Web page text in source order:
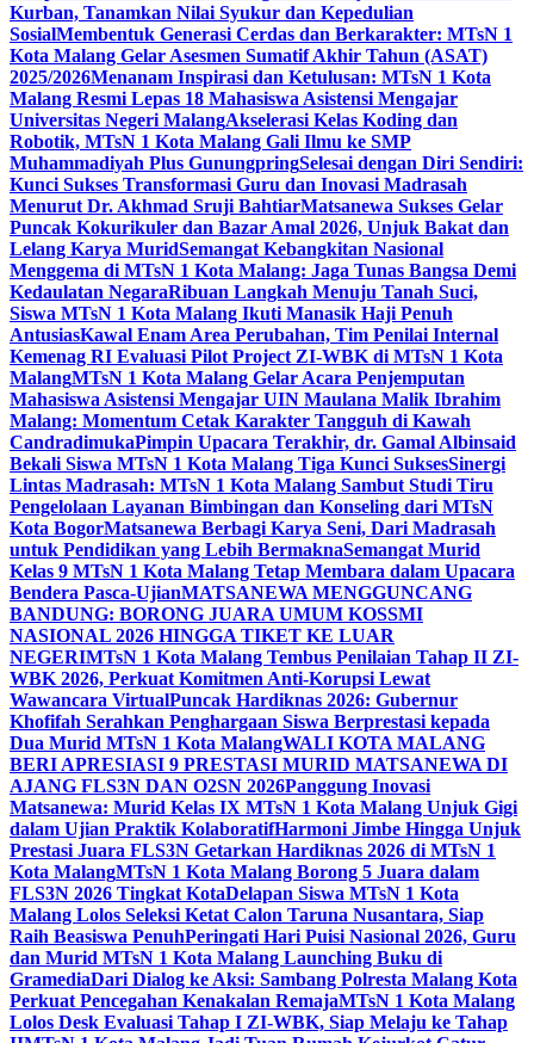
Kurban, Tanamkan Nilai Syukur dan Kepedulian
SosialMembentuk Generasi Cerdas dan Berkarakter: MTsN 1
Kota Malang Gelar Asesmen Sumatif Akhir Tahun (ASAT)
2025/2026Menanam Inspirasi dan Ketulusan: MTsN 1 Kota
Malang Resmi Lepas 18 Mahasiswa Asistensi Mengajar
Universitas Negeri MalangAkselerasi Kelas Koding dan
Robotik, MTsN 1 Kota Malang Gali Ilmu ke SMP
Muhammadiyah Plus GunungpringSelesai dengan Diri Sendiri:
Kunci Sukses Transformasi Guru dan Inovasi Madrasah
Menurut Dr. Akhmad Sruji BahtiarMatsanewa Sukses Gelar
Puncak Kokurikuler dan Bazar Amal 2026, Unjuk Bakat dan
Lelang Karya MuridSemangat Kebangkitan Nasional
Menggema di MTsN 1 Kota Malang: Jaga Tunas Bangsa Demi
Kedaulatan NegaraRibuan Langkah Menuju Tanah Suci,
Siswa MTsN 1 Kota Malang Ikuti Manasik Haji Penuh
AntusiasKawal Enam Area Perubahan, Tim Penilai Internal
Kemenag RI Evaluasi Pilot Project ZI-WBK di MTsN 1 Kota
MalangMTsN 1 Kota Malang Gelar Acara Penjemputan
Mahasiswa Asistensi Mengajar UIN Maulana Malik Ibrahim
Malang: Momentum Cetak Karakter Tangguh di Kawah
CandradimukaPimpin Upacara Terakhir, dr. Gamal Albinsaid
Bekali Siswa MTsN 1 Kota Malang Tiga Kunci SuksesSinergi
Lintas Madrasah: MTsN 1 Kota Malang Sambut Studi Tiru
Pengelolaan Layanan Bimbingan dan Konseling dari MTsN
Kota BogorMatsanewa Berbagi Karya Seni, Dari Madrasah
untuk Pendidikan yang Lebih BermaknaSemangat Murid
Kelas 9 MTsN 1 Kota Malang Tetap Membara dalam Upacara
Bendera Pasca-UjianMATSANEWA MENGGUNCANG
BANDUNG: BORONG JUARA UMUM KOSSMI
NASIONAL 2026 HINGGA TIKET KE LUAR
NEGERIMTsN 1 Kota Malang Tembus Penilaian Tahap II ZI-
WBK 2026, Perkuat Komitmen Anti-Korupsi Lewat
Wawancara VirtualPuncak Hardiknas 2026: Gubernur
Khofifah Serahkan Penghargaan Siswa Berprestasi kepada
Dua Murid MTsN 1 Kota MalangWALI KOTA MALANG
BERI APRESIASI 9 PRESTASI MURID MATSANEWA DI
AJANG FLS3N DAN O2SN 2026Panggung Inovasi
Matsanewa: Murid Kelas IX MTsN 1 Kota Malang Unjuk Gigi
dalam Ujian Praktik KolaboratifHarmoni Jimbe Hingga Unjuk
Prestasi Juara FLS3N Getarkan Hardiknas 2026 di MTsN 1
Kota MalangMTsN 1 Kota Malang Borong 5 Juara dalam
FLS3N 2026 Tingkat KotaDelapan Siswa MTsN 1 Kota
Malang Lolos Seleksi Ketat Calon Taruna Nusantara, Siap
Raih Beasiswa PenuhPeringati Hari Puisi Nasional 2026, Guru
dan Murid MTsN 1 Kota Malang Launching Buku di
GramediaDari Dialog ke Aksi: Sambang Polresta Malang Kota
Perkuat Pencegahan Kenakalan RemajaMTsN 1 Kota Malang
Lolos Desk Evaluasi Tahap I ZI-WBK, Siap Melaju ke Tahap